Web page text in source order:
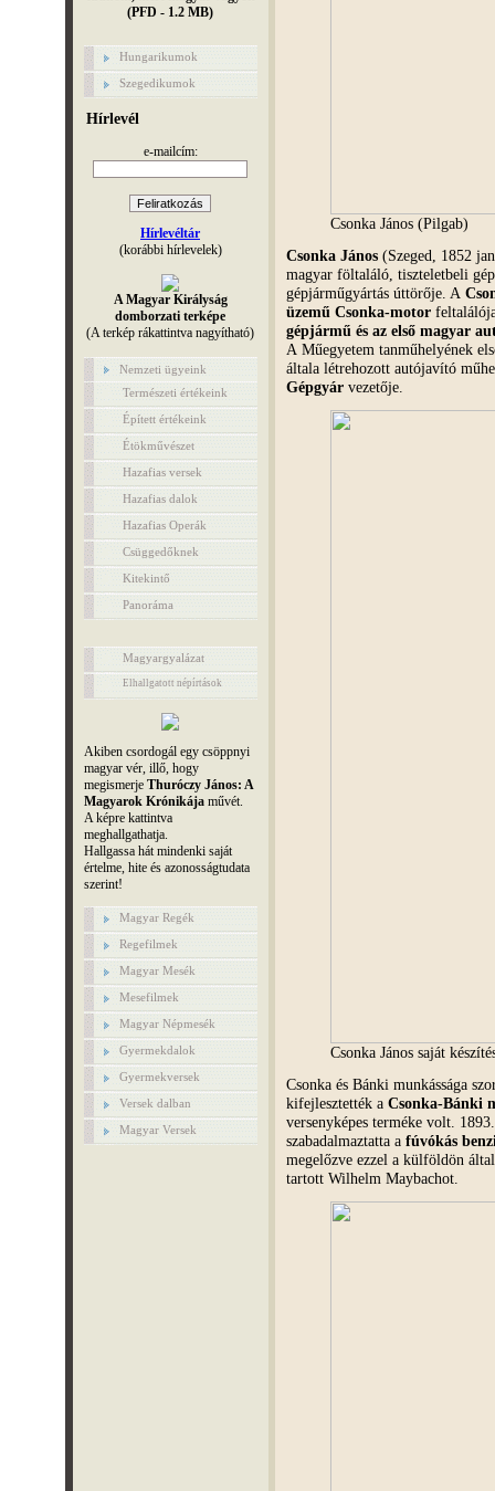
(PFD - 1.2 MB)
Hungarikumok
Szegedikumok
Hírlevél
e-mailcím:
Hírlevéltár
(korábbi hírlevelek)
A Magyar Királyság
domborzati terképe
(A terkép rákattintva nagyítható)
Nemzeti ügyeink
Természeti értékeink
Épített értékeink
Étökművészet
Hazafias versek
Hazafias dalok
Hazafias Operák
Csüggedőknek
Kitekintő
Panoráma
Magyargyalázat
Elhallgatott népírtások
Akiben csordogál egy csöppnyi
magyar vér, illő, hogy
megismerje Thuróczy János: A
Magyarok Krónikájaművét.
A képre kattintva
meghallgathatja.
Hallgassa hát mindenki saját
értelme, hite és azonosságtudata
szerint!
Magyar Regék
Regefilmek
Magyar Mesék
Mesefilmek
Magyar Népmesék
Gyermekdalok
Gyermekversek
Versek dalban
Magyar Versek
Csonka János (Pilgab)
Csonka János(Szeged, 1852
magyar föltaláló, tiszteletbeli
gépjárműgyártás úttörője. A
üzemű Csonka-motor
gépjármű és az első magyar
A Műegyetem tanműhelyének
általa létrehozott autójavító
Gépgyárvezetője.
Csonka János saját
Csonka és Bánki munkássága
kifejlesztették a Csonka-Bánki
versenyképes terméke volt.
szabadalmaztatta a fúvókás
megelőzve ezzel a külföldön
tartott Wilhelm Maybachot.